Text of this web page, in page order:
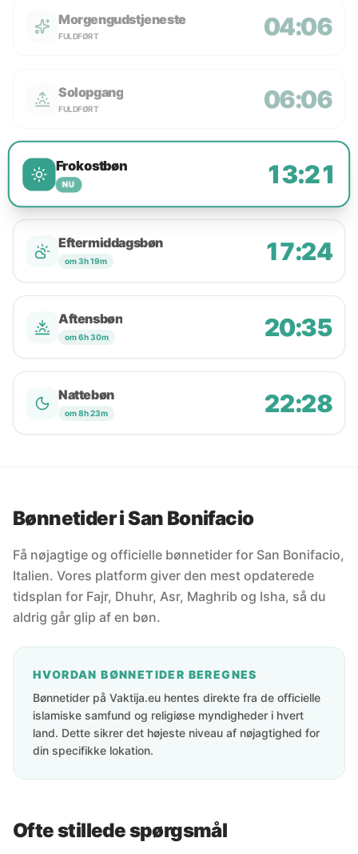
Morgengudstjeneste
FULDFØRT 04:06
Solopgang
FULDFØRT 06:06
Frokostbøn
NU 13:21
Eftermiddagsbøn
om 3h 19m 17:24
Aftensbøn
om 6h 30m 20:35
Nattebøn
om 8h 23m 22:28
Bønnetider i San Bonifacio
Få nøjagtige og officielle bønnetider for San Bonifacio,
Italien. Vores platform giver den mest opdaterede
tidsplan for Fajr, Dhuhr, Asr, Maghrib og Isha, så du
aldrig går glip af en bøn.
HVORDAN BØNNETIDER BEREGNES
Bønnetider på Vaktija.eu hentes direkte fra de officielle
islamiske samfund og religiøse myndigheder i hvert
land. Dette sikrer det højeste niveau af nøjagtighed for
din specifikke lokation.
Ofte stillede spørgsmål